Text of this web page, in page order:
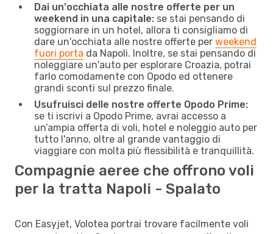
Dai un'occhiata alle nostre offerte per un
weekend in una capitale: se stai pensando di
soggiornare in un hotel, allora ti consigliamo di
dare un'occhiata alle nostre offerte per weekend
fuori porta da Napoli. Inoltre, se stai pensando di
noleggiare un'auto per esplorare Croazia, potrai
farlo comodamente con Opodo ed ottenere
grandi sconti sul prezzo finale.
Usufruisci delle nostre offerte Opodo Prime:
se ti iscrivi a Opodo Prime, avrai accesso a
un’ampia offerta di voli, hotel e noleggio auto per
tutto l'anno, oltre al grande vantaggio di
viaggiare con molta più flessibilità e tranquillità.
Compagnie aeree che offrono voli
per la tratta Napoli - Spalato
Con Easyjet, Volotea portrai trovare facilmente voli